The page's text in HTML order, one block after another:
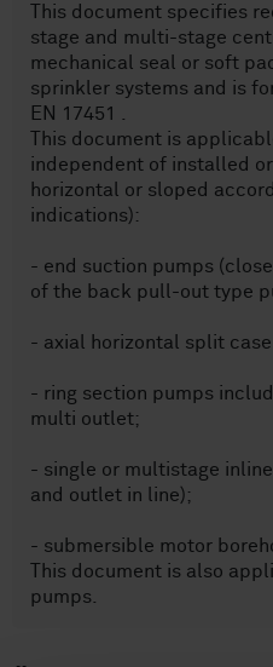
This document specifies
stage and multi-stage
mechanical seal or soft
sprinkler systems and is
EN 17451 .
This document is
independent of installed
horizontal or sloped
indications):
- end suction pumps
of the back pull-out type
- axial horizontal split
- ring section pumps
multi outlet;
- single or multistage
and outlet in line);
- submersible motor
This document is also
pumps.